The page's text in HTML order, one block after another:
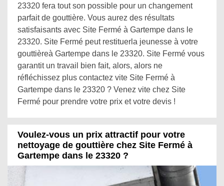
23320 fera tout son possible pour un changement
parfait de gouttière. Vous aurez des résultats
satisfaisants avec Site Fermé à Gartempe dans le
23320. Site Fermé peut restituerla jeunesse à votre
gouttièreà Gartempe dans le 23320. Site Fermé vous
garantit un travail bien fait, alors, alors ne
réfléchissez plus contactez vite Site Fermé à
Gartempe dans le 23320 ? Venez vite chez Site
Fermé pour prendre votre prix et votre devis !
Voulez-vous un prix attractif pour votre
nettoyage de gouttière chez Site Fermé à
Gartempe dans le 23320 ?